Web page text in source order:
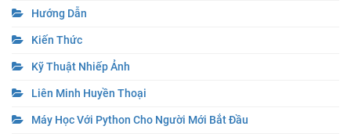
Hướng Dẫn
Kiến Thức
Kỹ Thuật Nhiếp Ảnh
Liên Minh Huyền Thoại
Máy Học Với Python Cho Người Mới Bắt Đầu